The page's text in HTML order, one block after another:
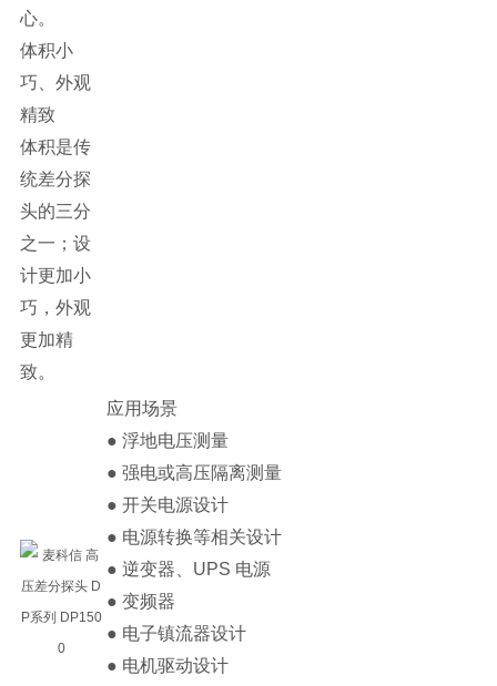
心。
体积小
巧、外观
精致
体积是传
统差分探
头的三分
之一；设
计更加小
巧，外观
更加精
致。
应用场景
● 浮地电压测量
● 强电或高压隔离测量
● 开关电源设计
● 电源转换等相关设计
● 逆变器、UPS 电源
● 变频器
● 电子镇流器设计
● 电机驱动设计